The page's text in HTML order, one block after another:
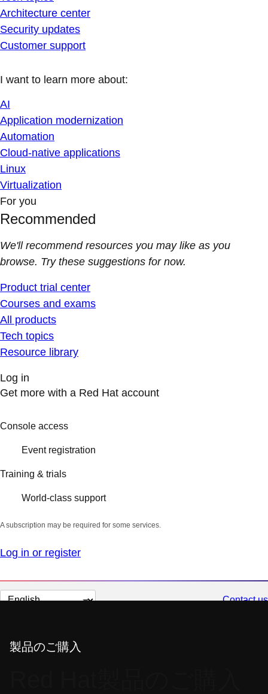
Architecture center
Security updates
Customer support
I want to learn more about:
AI
Application modernization
Automation
Cloud-native applications
Linux
Virtualization
For you
Recommended
We'll recommend resources you may like as you
browse. Try these suggestions for now.
Product trial center
Courses and exams
All products
Tech topics
Resource library
Log in
Get more with a Red Hat account
Console access
Event registration
Training & trials
World-class support
A subscription may be required for some services.
Log in or register
Change
Contact us
製品のご購入